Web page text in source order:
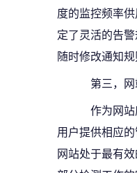
度的监控频率
定了灵活的告警
随时修改通知
第三，网
作为网站
用户提供相应
网站处于最有